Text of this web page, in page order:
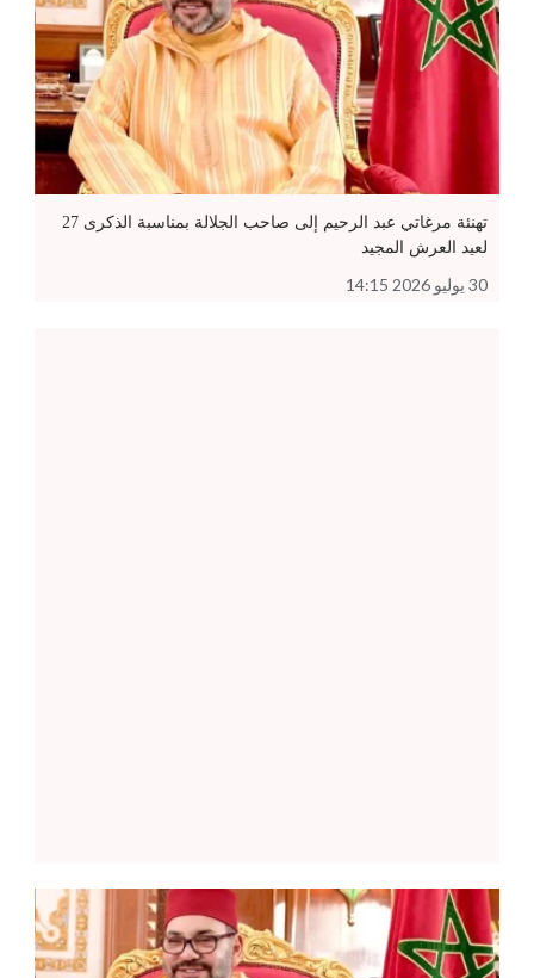
تهنئة مرغاتي عبد الرحيم إلى صاحب الجلالة بمناسبة الذكرى 27
لعيد العرش المجيد
30 يوليو 2026 14:15